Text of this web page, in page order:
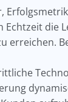
Echtzeit die
erreichen.